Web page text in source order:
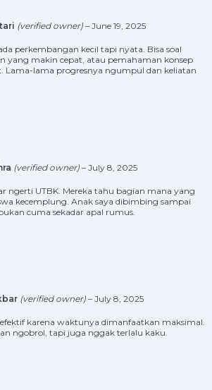
(verified owner) – June 19, 2025
perkembangan kecil tapi nyata. Bisa soal
yang makin cepat, atau pemahaman konsep
Lama-lama progresnya ngumpul dan keliatan
(verified owner) – July 8, 2025
ngerti UTBK. Mereka tahu bagian mana yang
kecemplung. Anak saya dibimbing sampai
cuma sekadar apal rumus.
(verified owner) – July 8, 2025
efektif karena waktunya dimanfaatkan maksimal.
ngobrol, tapi juga nggak terlalu kaku.